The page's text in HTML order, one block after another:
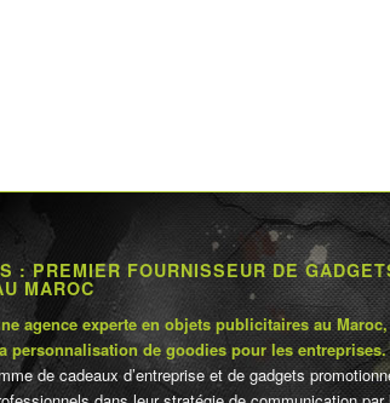
: PREMIER FOURNISSEUR DE
MAROC
agence experte en objets publicitaires au
personnalisation de goodies pour les entreprises.
de cadeaux d’entreprise et de gadgets